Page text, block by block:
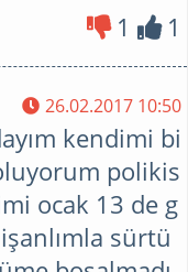
1
1
26.02.2017 10:50
kendimi bi
polikis
ocak 13 de g
sürtü